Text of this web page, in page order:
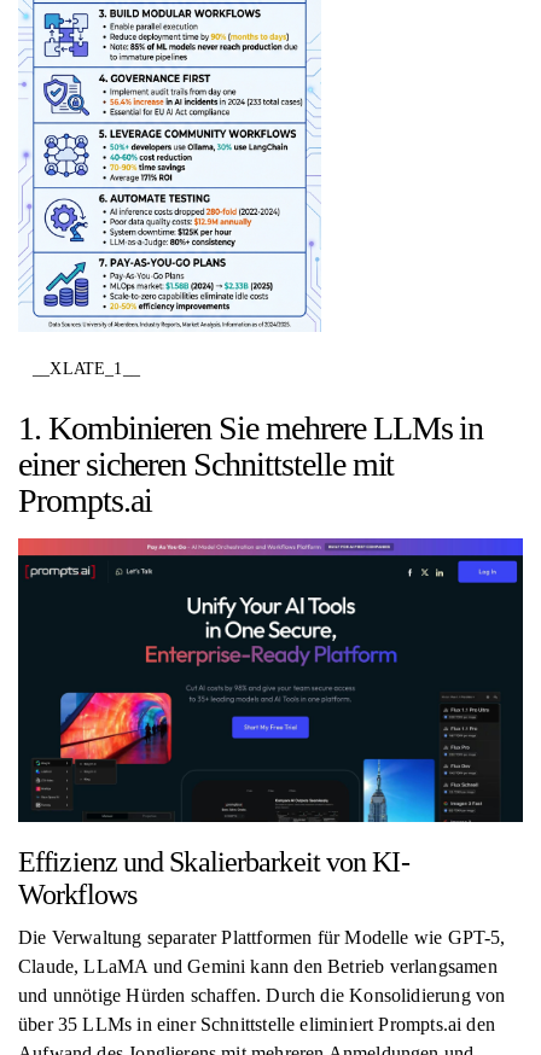
__XLATE_1__
1. Kombinieren Sie mehrere LLMs in
einer sicheren Schnittstelle mit
Prompts.ai
Effizienz und Skalierbarkeit von KI-
Workflows
Die Verwaltung separater Plattformen für Modelle wie GPT-5,
Claude, LLaMA und Gemini kann den Betrieb verlangsamen
und unnötige Hürden schaffen. Durch die Konsolidierung von
über 35 LLMs in einer Schnittstelle eliminiert Prompts.ai den